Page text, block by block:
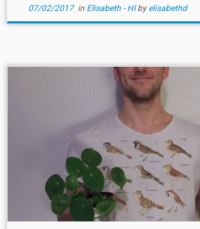
07/02/2017in Elisabeth - HIby elisabethd